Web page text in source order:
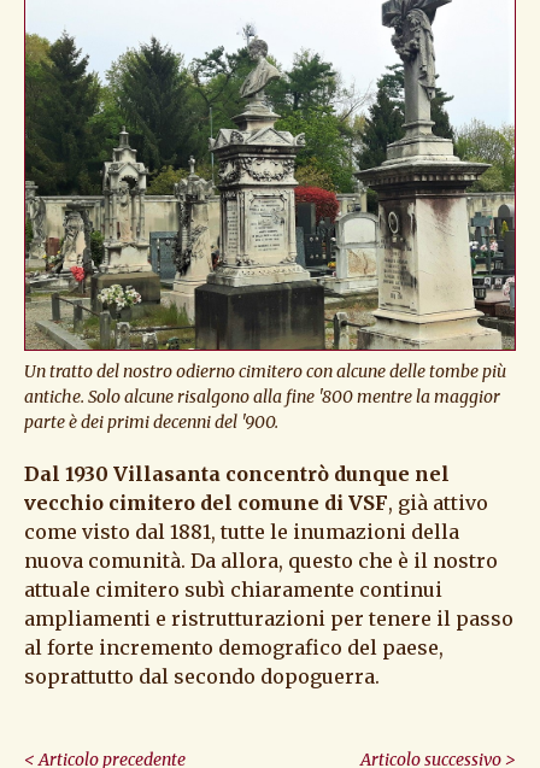
Un tratto del nostro odierno cimitero con alcune delle tombe più
antiche. Solo alcune risalgono alla fine '800 mentre la maggior
parte è dei primi decenni del '900.
Dal 1930 Villasanta concentrò dunque nel
vecchio cimitero del comune di VSF, già attivo
come visto dal 1881, tutte le inumazioni della
nuova comunità. Da allora, questo che è il nostro
attuale cimitero subì chiaramente continui
ampliamenti e ristrutturazioni per tenere il passo
al forte incremento demografico del paese,
soprattutto dal secondo dopoguerra.
< Articolo precedente Articolo successivo >